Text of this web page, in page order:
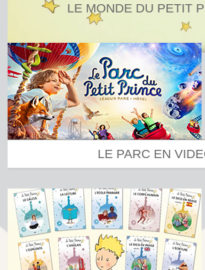
LE MONDE DU PETIT
LE PARC EN